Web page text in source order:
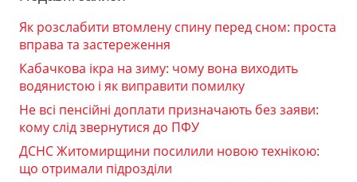
Як розслабити втомлену спину перед сном: проста
вправа та застереження
Кабачкова ікра на зиму: чому вона виходить
водянистою і як виправити помилку
Не всі пенсійні доплати призначають без заяви:
кому слід звернутися до ПФУ
ДСНС Житомирщини посилили новою технікою:
що отримали підрозділи